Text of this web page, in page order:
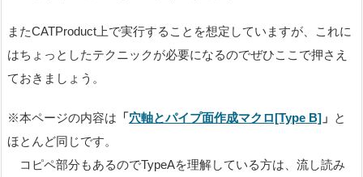
またCATProduct上で実行することを想定していますが、これに
はちょっとしたテクニックが必要になるのでぜひここで押さえ
ておきましょう。
※本ページの内容は 「穴軸とパイプ面作成マクロ[Type B] 」 と
ほとんど同じです。
コピペ部分もあるのでTypeAを理解している方は、流し読み